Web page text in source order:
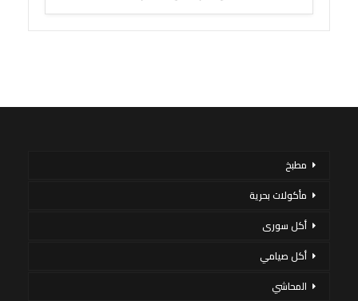
مطبخ
مأكولات بحرية
أكل سورى
أكل صيامي
المحاشي